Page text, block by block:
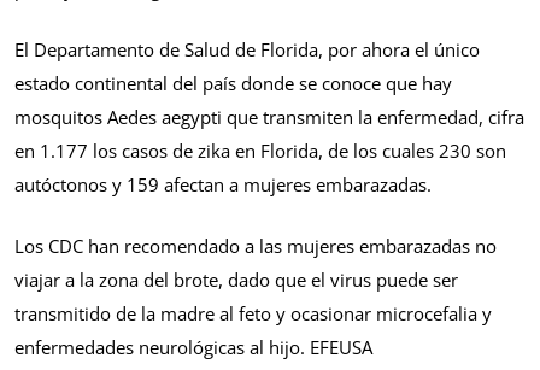
El Departamento de Salud de Florida, por ahora el único
estado continental del país donde se conoce que hay
mosquitos Aedes aegypti que transmiten la enfermedad, cifra
en 1.177 los casos de zika en Florida, de los cuales 230 son
autóctonos y 159 afectan a mujeres embarazadas.
Los CDC han recomendado a las mujeres embarazadas no
viajar a la zona del brote, dado que el virus puede ser
transmitido de la madre al feto y ocasionar microcefalia y
enfermedades neurológicas al hijo. EFEUSA